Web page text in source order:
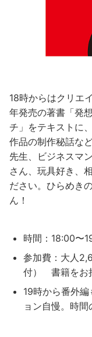
18時からはクリエ
年発売の著書「発
チ」をテキストに
作品の制作秘話な
先生、ビジネスマ
さん、玩具好き、
ださい。ひらめき
ん！
時間：18:00〜
参加費：大人
付） 書籍をお
19時から番外
ョン自慢。時間